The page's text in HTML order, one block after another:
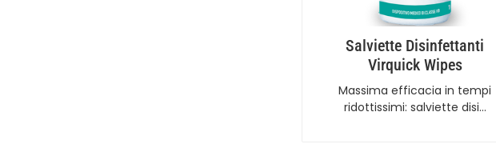
Salviette Disinfettanti
Virquick Wipes
Massima efficacia in tempi
ridottissimi: salviette disi…